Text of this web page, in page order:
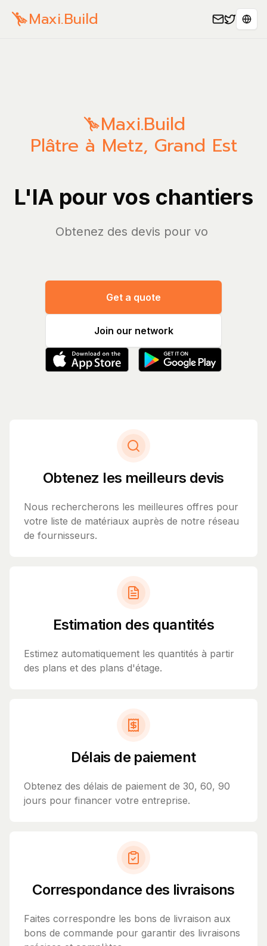
Maxi.Build
Maxi.Build
Plâtre à Metz, Grand Est
L'IA pour vos chantiers
Obtenez des|
Get a quote
Join our network
Obtenez les meilleurs devis
Nous rechercherons les meilleures offres pour
votre liste de matériaux auprès de notre réseau
de fournisseurs.
Estimation des quantités
Estimez automatiquement les quantités à partir
des plans et des plans d'étage.
Délais de paiement
Obtenez des délais de paiement de 30, 60, 90
jours pour financer votre entreprise.
Correspondance des livraisons
Faites correspondre les bons de livraison aux
bons de commande pour garantir des livraisons